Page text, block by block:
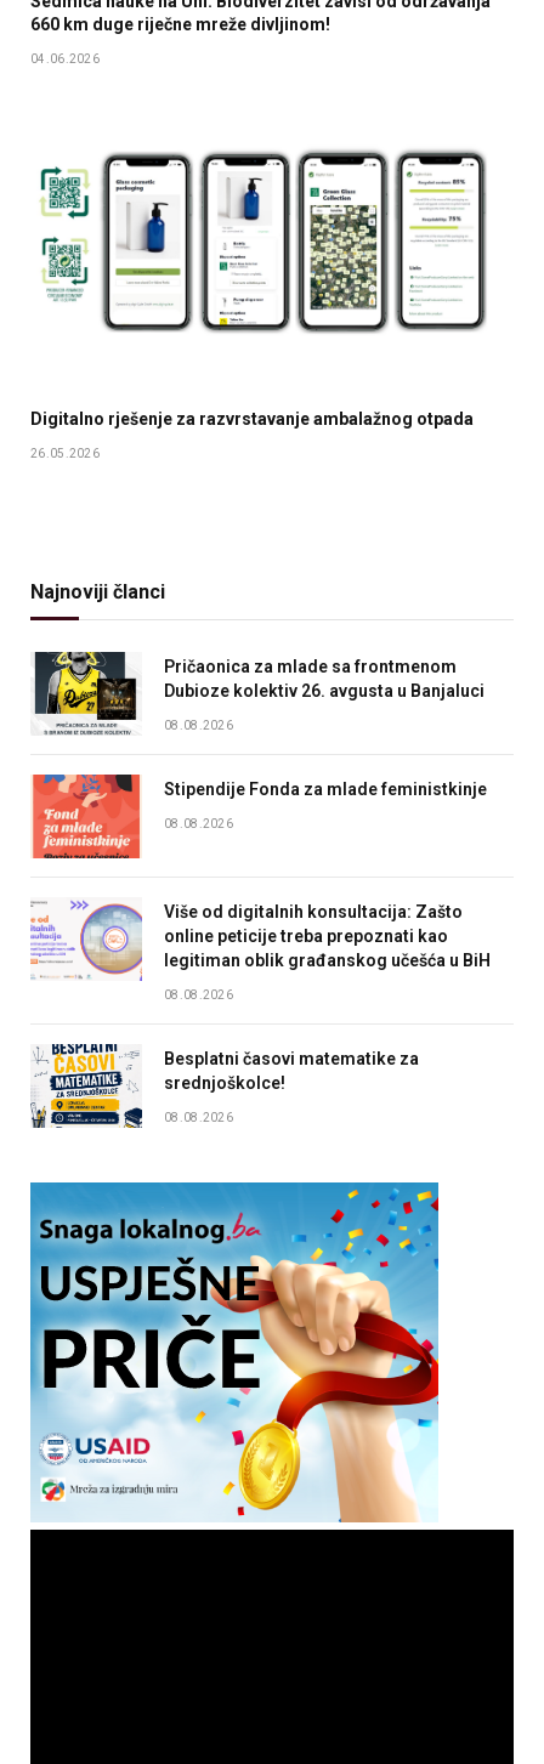
660 km duge riječne mreže divljinom!
04.06.2026
Digitalno rješenje za razvrstavanje ambalažnog otpada
26.05.2026
Najnoviji članci
Pričaonica za mlade sa frontmenom
Dubioze kolektiv 26. avgusta u Banjaluci
08.08.2026
Stipendije Fonda za mlade feministkinje
08.08.2026
Više od digitalnih konsultacija: Zašto
online peticije treba prepoznati kao
legitiman oblik građanskog učešća u BiH
08.08.2026
Besplatni časovi matematike za
srednjoškolce!
08.08.2026